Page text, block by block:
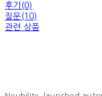
후기(0)
질문(10)
관련 상품